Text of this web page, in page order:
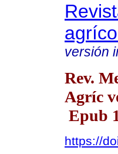
versión
Rev.
Agríc
Epub
https://